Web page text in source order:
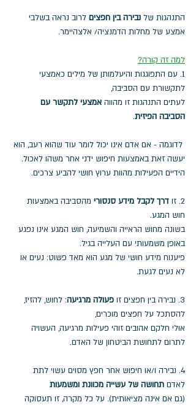
התנהגות של נבירה בין חפצים לרוב נראה בשלבי
אמצע של מחלות הדמנציה/ אלצהיימר.
למה זה קורה?
1. עם התפוגגות והיעלמותן של מילים כאמצעי
לתקשורת עם הסביבה,
לעתים התנהגות זו מהווה אמצעי לתקשר עם
הסביבה הפיזית.
לדוגמה - אם אדם אינו יכול לומר עוד שהוא רעב, הוא
יעשה זאת באמצעות חיפוש ידני אחר משהו לאכול.
הידיים הפעילות מהוות ערוץ חושי להביע צרכים.
2. זו דרך לקבל מידע סנסורי מהסביבה באמצעות
חוש המגע.
בשונה מחוש הראייה והשמיעה, חוש המגע אינו נפגע
באופן משמעותי עם העלייה בגיל.
פיענוח מידע חושי של מגע הוא מאד פשוט: נעים או
לא נעים לגעת.
3. נבירה בין חפצים זו פעולה מרגיעה: לחוש, להזיז,
להסתכל על חפצים מוכרים,
אולי חלקם אהובים זוהי פעילות מרגיעה, העשויה
לתרום לתחושת הביטחון של האדם.
4. נבירה ו/או חיפוש אחר חפץ מסוים עשוי לתת
לאדם תחושה של עשייה מכוונת ומשמעות
(גם אם אינה מציאותית). על כל מקרה, זו תעסוקה